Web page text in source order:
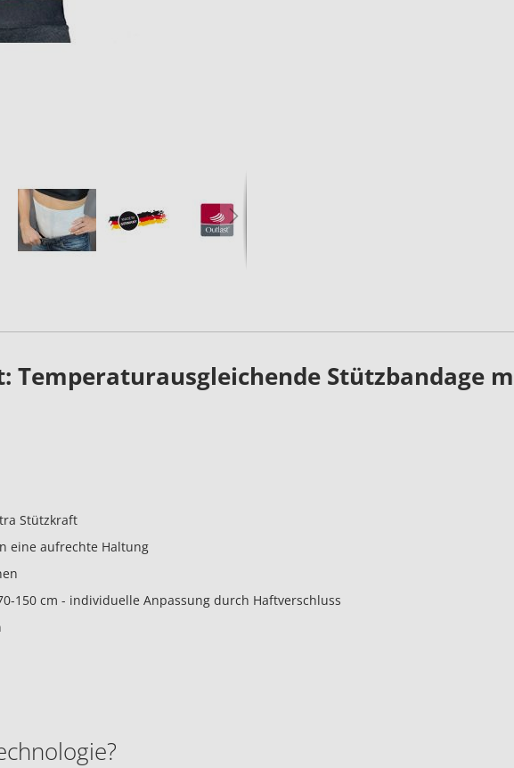
Stützbandage
Stützkraft
eine aufrechte Haltung
150 cm - individuelle Anpassung durch Haftverschluss